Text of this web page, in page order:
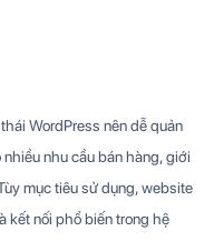
WordPress nên dễ quản
nhu cầu bán hàng, giới
mục tiêu sử dụng, website
kết nối phổ biến trong hệ